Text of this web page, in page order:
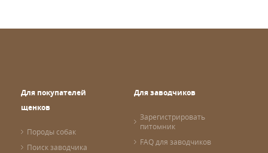
Для покупателей
щенков
Породы собак
Поиск заводчика
Для заводчиков
Зарегистрировать
питомник
FAQ для заводчиков